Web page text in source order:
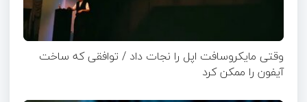
وقتی مایکروسافت اپل را نجات داد / توافقی که ساخت
آیفون را ممکن کرد